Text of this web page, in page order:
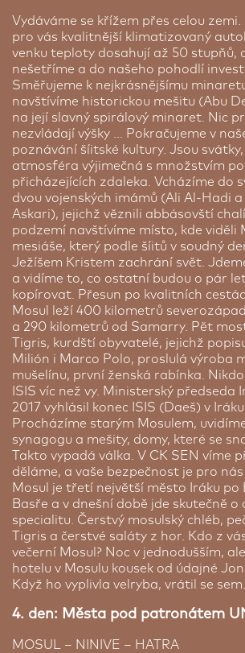
Vydáváme se křížem přes celou
pro vás kvalitnější klimatizovaný
venku teploty dosahují až 50 stupňů,
nešetříme a do našeho pohodlí
Směřujeme k nejkrásnějšímu
navštívíme historickou mešitu (Abu
na její slavný spirálový minaret. Nic
nezvládají výšky ... Pokračujeme v
poznávání šíitské kultury. Jsou
atmosféra výjimečná s množstvím
přicházejících zdaleka. Vcházíme do
dvou vojenských imámů (Ali Al-Hadi
Askari), jejichž věznili abbásovští
podzemí navštívíme místo, kde viděli
mesiáše, který podle šíitů v soudný
Ježíšem Kristem zachrání svět.
a vidíme to, co ostatní budou o pár
kopírovat. Přesun po kvalitních
Mosul leží 400 kilometrů
a 290 kilometrů od Samarry. Pět
Tigris, kurdští obyvatelé, jejichž
Milión i Marco Polo, proslulá výroba
mušelínu, první ženská rabínka.
ISIS víc než vy. Ministerský předseda
2017 vyhlásil konec ISIS (Daeš) v
Procházíme starým Mosulem,
synagogu a mešity, domy, které se
Takto vypadá válka. V CK SEN víme
děláme, a vaše bezpečnost je pro
Mosul je třetí největší město Iráku po
Basře a v dnešní době jde skutečně o
specialitu. Čerstvý mosulský chléb,
Tigris a čerstvé saláty z hor. Kdo z
večerní Mosul? Noc v jednodušším,
hotelu v Mosulu kousek od údajné
Když ho vyplivla velryba, vrátil se sem.
4. den: Města pod patronátem
MOSUL – NINIVE – HATRA